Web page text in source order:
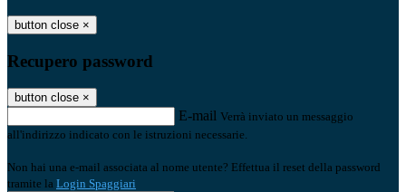
button close ×
Recupero password
button close ×
E-mail Verrà inviato un messaggio
all'indirizzo indicato con le istruzioni necessarie.
Non hai una e-mail associata al nome utente? Effettua il reset della password
tramite la Login Spaggiari